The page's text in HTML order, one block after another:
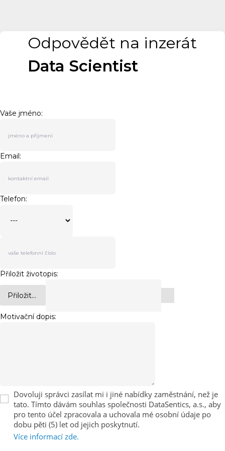
Odpovědět na inzerát
Data Scientist
Vaše jméno:
Email:
Telefon:
Přiložit životopis:
Přiložit...
Motivační dopis:
Dovoluji správci zasílat mi i jiné nabídky zaměstnání, než je
tato. Tímto dávám souhlas společnosti DataSentics, a.s., aby
pro tento účel zpracovala a uchovala mé osobní údaje po
dobu pěti (5) let od jejich poskytnutí.
Více informací zde.